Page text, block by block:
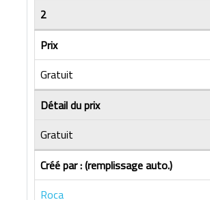
2
Prix
Gratuit
Détail du prix
Gratuit
Créé par : (remplissage auto.)
Roca